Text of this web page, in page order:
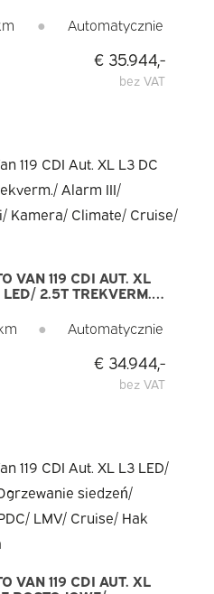
OGRZEWANIE
TEMPOMAT,
FELGI 17”, SYSTEM
DACHOWE,
● Automatycznie
€ 35.944,-
bez VAT
VAN 119 CDI AUT. XL
2.5T TREKVERM./
PDC/ 18
● Automatycznie
€ 34.944,-
bez VAT
VAN 119 CDI AUT. XL